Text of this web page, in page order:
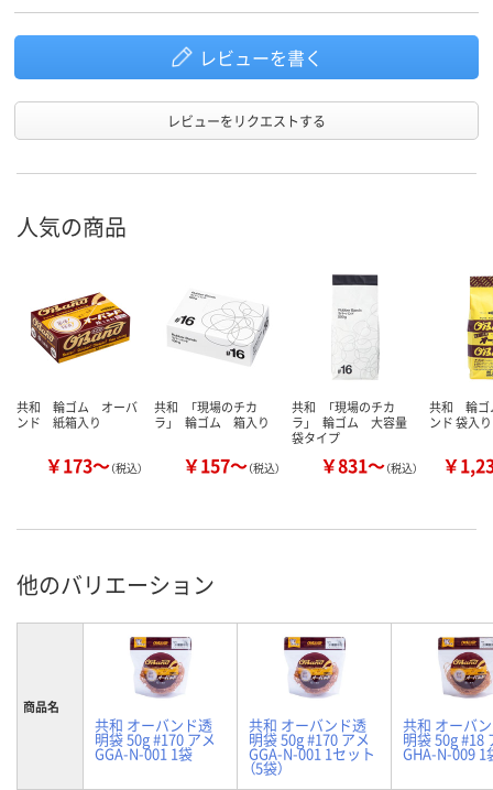
レビューを書く
レビューをリクエストする
人気の商品
共和 輪ゴム オーバ
ンド 紙箱入り
￥173～（税込）
共和 「現場のチカ
ラ」 輪ゴム 箱入り
￥157～（税込）
共和 「現場のチカ
ラ」 輪ゴム 大容量
袋タイプ
￥831～（税込）
共和 輪
ンド 袋入り
￥
他のバリエーション
商品名
共和 オーバンド透
明袋 50g #170 アメ
GGA-N-001 1袋
共和 オーバンド透
明袋 50g #170 アメ
GGA-N-001 1セット
（5袋）
共和 オーバ
明袋 50g #18
GHA-N-009 1